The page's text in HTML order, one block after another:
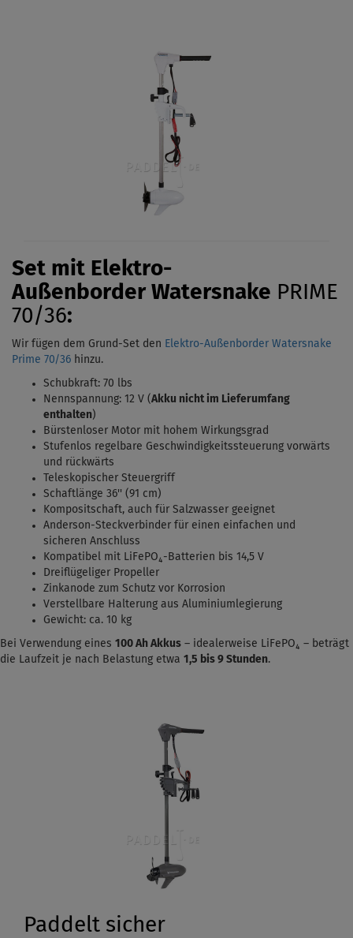
Set mit Elektro-
AußenborderWatersnake PRIME
70/36:
Wir fügen dem Grund-Set den Elektro-Außenborder Watersnake
Prime 70/36 hinzu.
Schubkraft: 70 lbs
Nennspannung: 12 V (Akku nicht im Lieferumfang
enthalten)
Bürstenloser Motor mit hohem Wirkungsgrad
Stufenlos regelbare Geschwindigkeitssteuerung vorwärts
und rückwärts
Teleskopischer Steuergriff
Schaftlänge 36'' (91 cm)
Kompositschaft, auch für Salzwasser geeignet
Anderson-Steckverbinder für einen einfachen und
sicheren Anschluss
Kompatibel mit LiFePO₄-Batterien bis 14,5 V
Dreiflügeliger Propeller
Zinkanode zum Schutz vor Korrosion
Verstellbare Halterung aus Aluminiumlegierung
Gewicht: ca. 10 kg
Bei Verwendung eines 100 Ah Akkus – idealerweise LiFePO₄ – beträgt
die Laufzeit je nach Belastung etwa 1,5 bis 9 Stunden.
Paddelt sicher